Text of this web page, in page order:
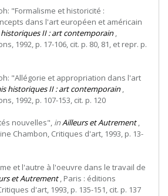
"Formalisme et historicité :
dans l'art européen et américain
historiques II : art contemporain,
1992, p. 17-106, cit. p. 80, 81, et repr. p.
"Allégorie et appropriation dans l'art
historiques II : art contemporain,
1992, p. 107-153, cit. p. 120
nouvelles", inAilleurs et Autrement,
Chambon, Critiques d'art, 1993, p. 13-
et l'autre à l'oeuvre dans le travail de
et Autrement, Paris : éditions
d'art, 1993, p. 135-151, cit. p. 137